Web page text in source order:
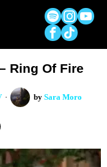
Ring Of Fire
by Sara Moro